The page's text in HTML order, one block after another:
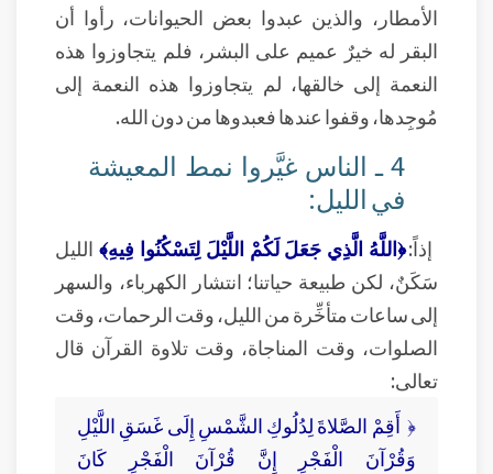
الأمطار، والذين عبدوا بعض الحيوانات، رأوا أن
البقر له خيرٌ عميم على البشر، فلم يتجاوزوا هذه
النعمة إلى خالقها، لم يتجاوزوا هذه النعمة إلى
مُوجِدها، وقفوا عندها فعبدوها من دون الله.
4 ـ الناس غيَّروا نمط المعيشة
في الليل:
إذاً:﴿اللَّهُ الَّذِي جَعَلَ لَكُمْ اللَّيْلَ لِتَسْكُنُوا فِيهِ﴾ الليل
سَكَنٌ، لكن طبيعة حياتنا؛ انتشار الكهرباء، والسهر
إلى ساعات متأخِّرة من الليل، وقت الرحمات، وقت
الصلوات، وقت المناجاة، وقت تلاوة القرآن قال
تعالى:
﴿ أَقِمْ الصَّلاةَ لِدُلُوكِ الشَّمْسِ إِلَى غَسَقِ اللَّيْلِ
وَقُرْآنَ الْفَجْرِ إِنَّ قُرْآنَ الْفَجْرِ كَانَ